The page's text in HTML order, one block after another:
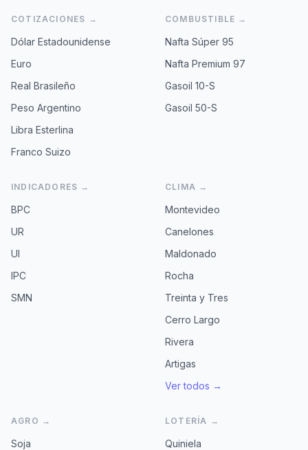
COTIZACIONES →
Dólar Estadounidense
Euro
Real Brasileño
Peso Argentino
Libra Esterlina
Franco Suizo
COMBUSTIBLE →
Nafta Súper 95
Nafta Premium 97
Gasoil 10-S
Gasoil 50-S
INDICADORES →
BPC
UR
UI
IPC
SMN
CLIMA →
Montevideo
Canelones
Maldonado
Rocha
Treinta y Tres
Cerro Largo
Rivera
Artigas
Ver todos →
AGRO →
Soja
LOTERÍA →
Quiniela